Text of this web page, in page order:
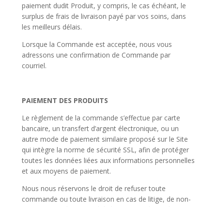
paiement dudit Produit, y compris, le cas échéant, le
surplus de frais de livraison payé par vos soins, dans
les meilleurs délais.
Lorsque la Commande est acceptée, nous vous
adressons une confirmation de Commande par
courriel.
PAIEMENT DES PRODUITS
Le règlement de la commande s’effectue par carte
bancaire, un transfert d’argent électronique, ou un
autre mode de paiement similaire proposé sur le Site
qui intègre la norme de sécurité SSL, afin de protéger
toutes les données liées aux informations personnelles
et aux moyens de paiement.
Nous nous réservons le droit de refuser toute
commande ou toute livraison en cas de litige, de non-